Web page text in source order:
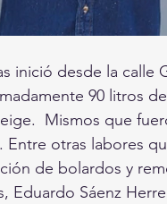
inició desde la calle
90 litros
Mismos que
otras labores
de bolardos y
Eduardo Sáenz